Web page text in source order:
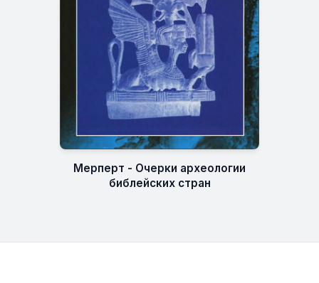
Мерперт - Очерки археологии
библейских стран